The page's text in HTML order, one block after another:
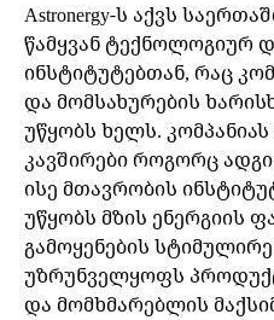
Astronergy-ს აქვს
წამყვან ტექნოლოგიურ
ინსტიტუტებთან, რაც
და მომსახურების
უწყობს ხელს.
კავშირები როგორც
ისე მთავრობის
უწყობს მზის ენერგიის
გამოყენების
უზრუნველყოფს
და მომხმარებლის